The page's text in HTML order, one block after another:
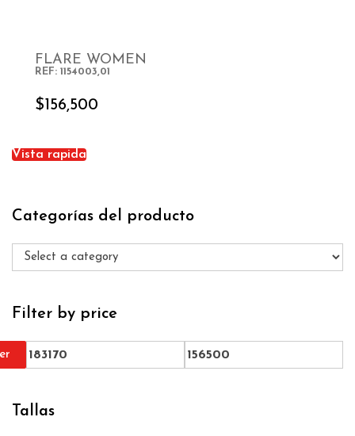
FLARE WOMEN
REF: 1154003,01
$ 156,500
Vista rapida
Categorías del producto
Filter by price
Tallas